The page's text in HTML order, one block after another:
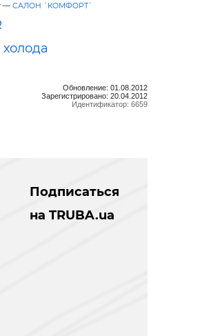
— САЛОН `КОМФОРТ`
Обновление: 01.08.2012
Зарегистрировано: 20.04.2012
Идентификатор: 6659
Подписаться
на TRUBA.ua